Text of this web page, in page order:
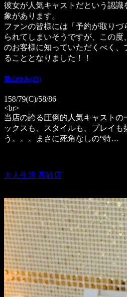
彼女が人気キャストだという認識
象があります。
ファンの皆様には「予約が取り
られてしまいそうですが、この度
のお客様に知っていただくべく、
ることとなりました！！
葉山ゆあ(25)
158/79(C)/58/86
<br>
当店の誇る圧倒的人気キャスト
ックスも、スタイルも、プレイ
う。。。まさに死角なしの“特…
大人生活 高崎店